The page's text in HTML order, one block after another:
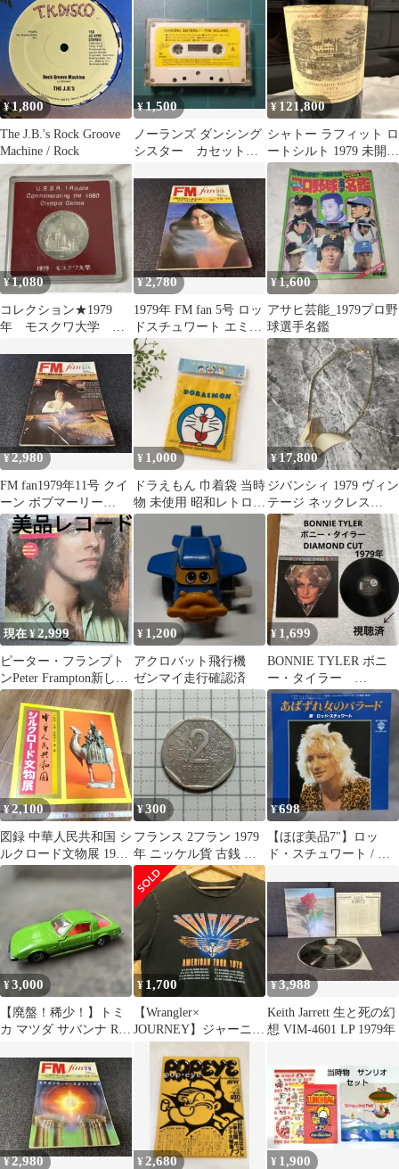
¥1,800
The J.B.'s Rock Groove
Machine / Rock
¥1,500
ノーランズ ダンシング
シスター カセットテ
オーディオ機器
¥ 121,800
シャトー ラフィット ロ
ートシルト 1979 未開栓
液面良好 冷暗所保管 希
¥1,080
コレクション★1979
年 モスクワ大学
硬貨 ケース
¥2,780
1979年 FM fan 5号 ロッ
ドスチュワート エミル
ーハリス音楽雑誌 芸
能
¥1,600
アサヒ芸能_1979プロ野
球選手名鑑
¥2,980
FM fan1979年11号 クイ
ーン ボブマーリー
DENON DR-250
¥ 1,000
ドラえもん 巾着袋 当時
物 未使用 昭和レトロ
藤子プロ 1979 長期保管
¥17,800
ジバンシィ 1979 ヴィン
テージ ネックレス
GIVENCHY Vintage
現在 ¥2,999
ピーター・フランプト
ンPeter Frampton新しき
旅立ち 美品
¥ 1,200
アクロバット飛行機
ゼンマイ走行確認済
¥ 1,699
BONNIE TYLER ボニ
ー・タイラー
DIAMOND CUT
¥2,100
図録 中華人民共和国 シ
ルクロード文物展 1979
年 発行：読売新聞社
¥300
フランス 2フラン 1979
年 ニッケル貨 古銭 硬
貨 貨幣
¥698
【ほぼ美品7"】ロッ
ド・スチュワート / あ
1979年
¥3,000
【廃盤！稀少！】トミ
カ マツダ サバンナ RX-
¥ 1,700
【Wrangler×
JOURNEY】ジャーニー
¥3,988
Keith Jarrett 生と死の幻
想 VIM-4601 LP 1979年
¥2,980 ¥ 2,680 ¥ 1,900